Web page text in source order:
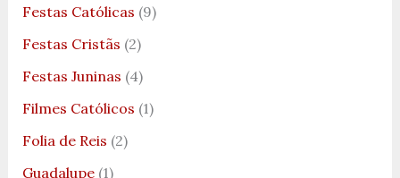
Festas Católicas (9)
Festas Cristãs (2)
Festas Juninas (4)
Filmes Católicos (1)
Folia de Reis (2)
Guadalupe(1)